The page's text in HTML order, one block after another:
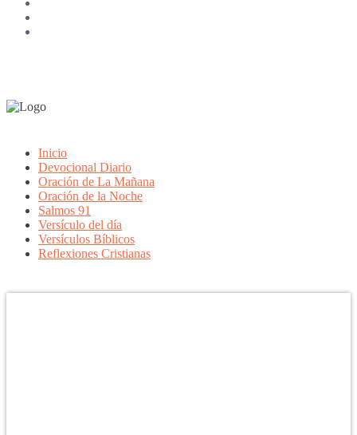
Inicio
Devocional Diario
Oración de La Mañana
Oración de la Noche
Salmos 91
Versículo del día
Versículos Bíblicos
Reflexiones Cristianas